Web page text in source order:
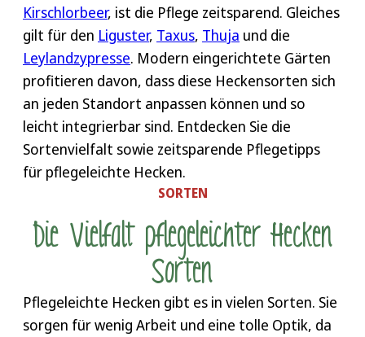
Kirschlorbeer, ist die Pflege zeitsparend. Gleiches
gilt für den Liguster, Taxus, Thuja und die
Leylandzypresse. Modern eingerichtete Gärten
profitieren davon, dass diese Heckensorten sich
an jeden Standort anpassen können und so
leicht integrierbar sind. Entdecken Sie die
Sortenvielfalt sowie zeitsparende Pflegetipps
für pflegeleichte Hecken.
SORTEN
Die Vielfalt pflegeleichter Hecken
Sorten
Pflegeleichte Hecken gibt es in vielen Sorten. Sie
sorgen für wenig Arbeit und eine tolle Optik, da